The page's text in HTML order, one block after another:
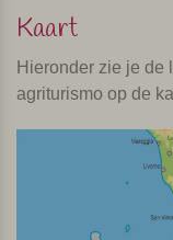
Kaart
Hieronder zie je de
agriturismo op de